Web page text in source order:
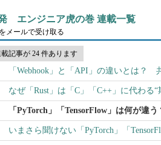
エンジニア虎の巻 連載一覧
メールで受け取る
記事が 24 件あります
「Webhook」と「API」の違いとは？
なぜ「Rust」は「C」「C++」に代わる
「PyTorch」「TensorFlow」は何が違
いまさら聞けない「PyTorch」「